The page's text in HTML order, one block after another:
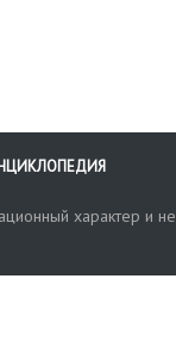
характер и не